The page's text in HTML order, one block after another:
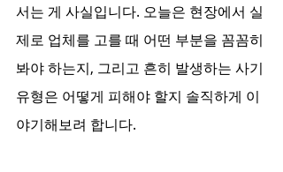
서는 게 사실입니다. 오늘은 현장에서 실
제로 업체를 고를 때 어떤 부분을 꼼꼼히
봐야 하는지, 그리고 흔히 발생하는 사기
유형은 어떻게 피해야 할지 솔직하게 이
야기해보려 합니다.